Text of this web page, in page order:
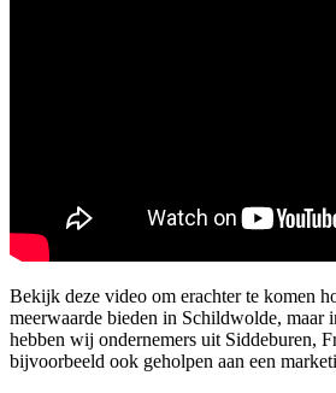
Bekijk deze video om erachter te komen
meerwaarde bieden in Schildwolde, maar
hebben wij ondernemers uit Siddeburen,
bijvoorbeeld ook geholpen aan een